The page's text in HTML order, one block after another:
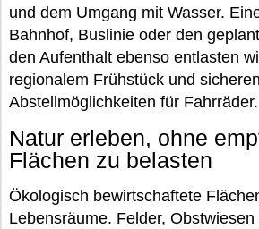
und dem Umgang mit Wasser.
Bahnhof, Buslinie oder den
den Aufenthalt ebenso entlasten
regionalem Frühstück und sicheren
Abstellmöglichkeiten für Fahrräder.
Natur erleben, ohne
Flächen zu belasten
Ökologisch bewirtschaftete
Lebensräume. Felder,